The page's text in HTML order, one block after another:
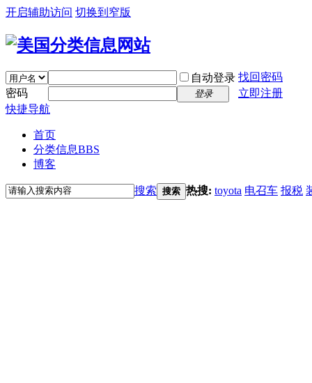
开启辅助访问 切换到窄版
自动登录 找回密码
密码
登录
立即注册
快捷导航
首页
分类信息BBS
博客
搜索 搜索 热搜: toyota 电召车 报税